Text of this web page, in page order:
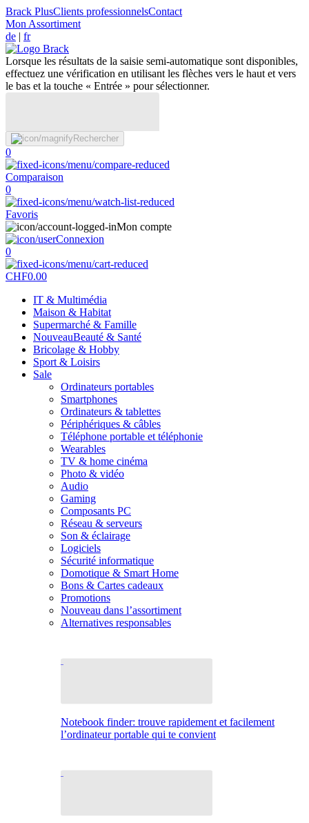
Brack PlusClients professionnelsContact
Mon Assortiment
de | fr
Lorsque les résultats de la saisie semi-automatique sont disponibles,
effectuez une vérification en utilisant les flèches vers le haut et vers
le bas et la touche « Entrée » pour sélectionner.
Rechercher
0
Comparaison
0
Favoris
Mon compte
Connexion
0
CHF0.00
IT & Multimédia
Maison & Habitat
Supermarché & Famille
NouveauBeauté & Santé
Bricolage & Hobby
Sport & Loisirs
Sale
Ordinateurs portables
Smartphones
Ordinateurs & tablettes
Périphériques & câbles
Téléphone portable et téléphonie
Wearables
TV & home cinéma
Photo & vidéo
Audio
Gaming
Composants PC
Réseau & serveurs
Son & éclairage
Logiciels
Sécurité informatique
Domotique & Smart Home
Bons & Cartes cadeaux
Promotions
Nouveau dans l’assortiment
Alternatives responsables
Notebook finder: trouve rapidement et facilement
l’ordinateur portable qui te convient